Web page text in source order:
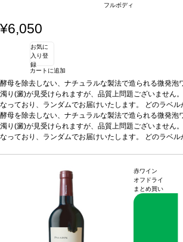
フルボディ
¥6,050
お気に
入り登
録
カートに追加
酵母を除去しない、ナチュラルな製法で造られる微発
濁り(澱)が見受けられますが、品質上問題ございません。 ※3種類の絵柄ラベルと
なっており、ランダムでお届けいたします。 どのラベ
ください。テイスティングノートノーズは繊細な果実
むと柔らかく美味しい風味とミネラルを感じる。爽やか
みやすい一本。合う料理ピザ、寿司、刺し身、軽いパ
酵母を除去しない、ナチュラルな製法で造られる微発
濁り(澱)が見受けられますが、品質上問題ございません。 ※3種類の絵柄ラベルと
なっており、ランダムでお届けいたします。 どのラベ
合う料理 ピザ、寿司、刺し身、軽いパ
*本ヴィンテージが在庫切れの場合、在
は自動的に次のヴィンテージに変更されます、ご了承く
赤ワイン
オフドライ
まとめ買い